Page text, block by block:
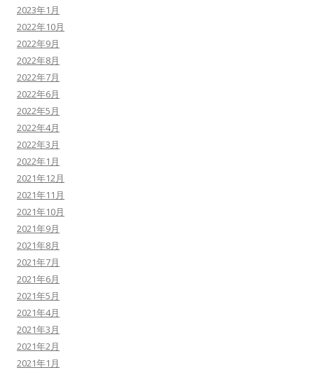
2023年1月
2022年10月
2022年9月
2022年8月
2022年7月
2022年6月
2022年5月
2022年4月
2022年3月
2022年1月
2021年12月
2021年11月
2021年10月
2021年9月
2021年8月
2021年7月
2021年6月
2021年5月
2021年4月
2021年3月
2021年2月
2021年1月